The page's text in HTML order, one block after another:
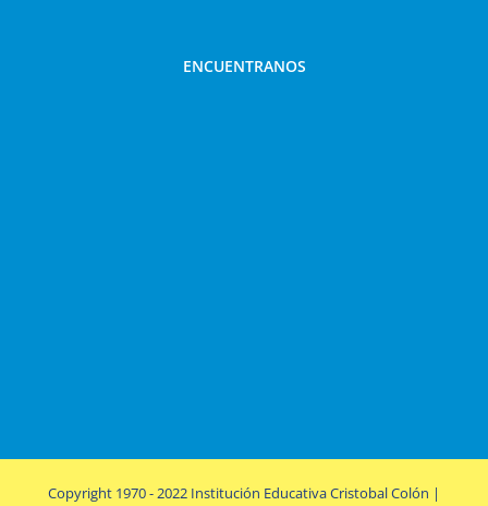
ENCUENTRANOS
Copyright 1970 - 2022 Institución Educativa Cristobal Colón |